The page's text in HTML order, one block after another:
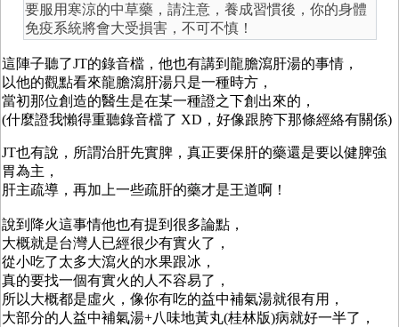
要服用寒涼的中草藥，請注意，養成習慣後，你的身體
免疫系統將會大受損害，不可不慎！
這陣子聽了JT的錄音檔，他也有講到龍膽瀉肝湯的事情，
以他的觀點看來龍膽瀉肝湯只是一種時方，
當初那位創造的醫生是在某一種證之下創出來的，
(什麼證我懶得重聽錄音檔了 XD，好像跟胯下那條經絡有關係)
JT也有說，所謂治肝先實脾，真正要保肝的藥還是要以健脾強
胃為主，
肝主疏導，再加上一些疏肝的藥才是王道啊！
說到降火這事情他也有提到很多論點，
大概就是台灣人已經很少有實火了，
從小吃了太多大瀉火的水果跟冰，
真的要找一個有實火的人不容易了，
所以大概都是虛火，像你有吃的益中補氣湯就很有用，
大部分的人益中補氣湯+八味地黃丸(桂林版)病就好一半了，